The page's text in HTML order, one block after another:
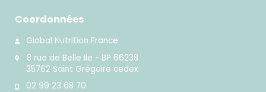
Coordonnées
Global Nutrition France
8 rue de Belle Ile - BP 66238
35762 Saint Grégoire cedex
02 99 23 68 70